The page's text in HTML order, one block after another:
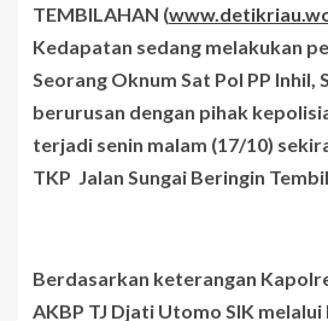
TEMBILAHAN (
Kedapatan sedang melakukan
Seorang Oknum Sat Pol PP Inhil,
berurusan dengan pihak
terjadi senin malam (17/10)
TKP Jalan Sungai Beringin
Berdasarkan keterangan
AKBP TJ Djati Utomo SIK